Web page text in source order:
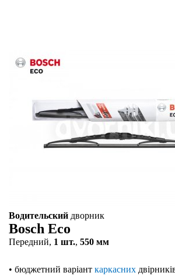
Водительский дворник
Bosch Eco
Передний, 1 шт., 550 мм
• бюджетний варіант каркасних